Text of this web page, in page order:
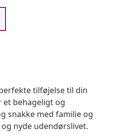
tilføjelse til din
et behageligt og
snakke med familie og
nyde udendørslivet.